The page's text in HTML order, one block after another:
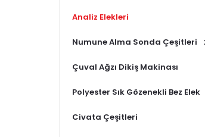
Analiz Elekleri
Numune Alma Sonda Çeşitleri
Çuval Ağzı Dikiş Makinası
Polyester Sık Gözenekli Bez Elek
Civata Çeşitleri